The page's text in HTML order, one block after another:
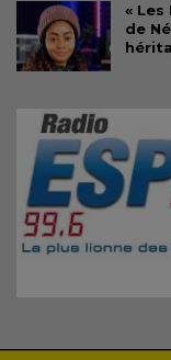
«
de